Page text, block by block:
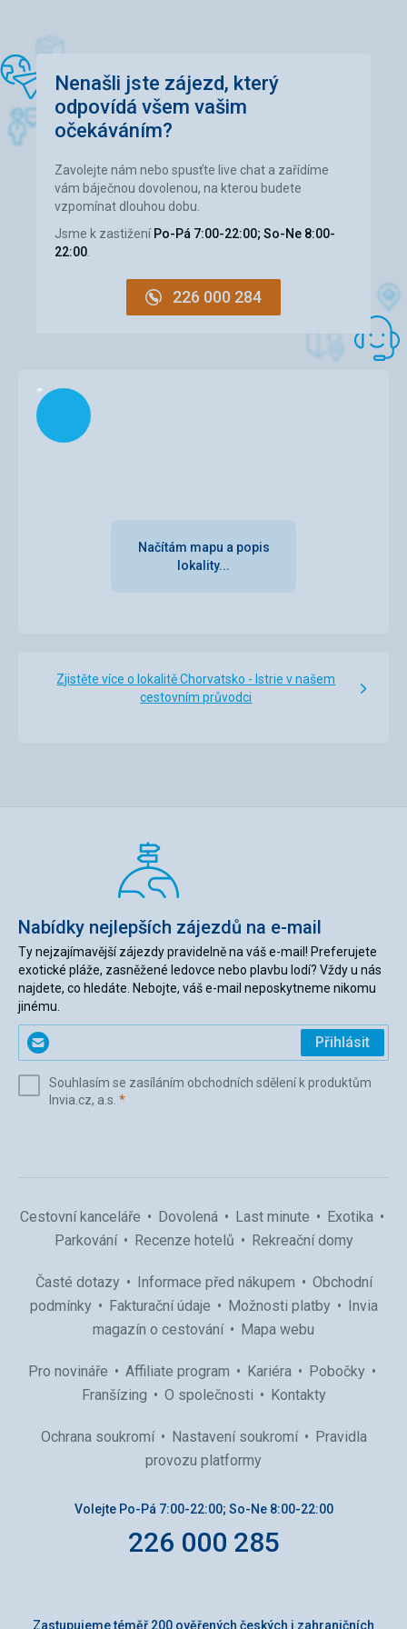
Pláž
Prostě Istrie s tím se musí počítat.
Strava
Všeho dost každý si vybere.
Ubytování
Hotel řekl bych ubytovna ale čisto služby perfekt.
Služby
dtto
Nenašli jste zájezd, který
odpovídá všem vašim
očekáváním?
Zavolejte nám nebo spusťte live chat a zařídíme
vám báječnou dovolenou, na kterou budete
vzpomínat dlouhou dobu.
Jsme k zastižení Po-Pá 7:00-22:00; So-Ne 8:00-
22:00.
226 000 284
Načítám
Načítám mapu a popis
lokality...
Zjistěte více o lokalitě Chorvatsko - Istrie v našem
cestovním průvodci
Nabídky nejlepších zájezdů na e-mail
Ty nejzajímavější zájezdy pravidelně na váš e-mail! Preferujete
exotické pláže, zasněžené ledovce nebo plavbu lodí? Vždy u nás
najdete, co hledáte. Nebojte, váš e-mail neposkytneme nikomu
jinému.
Zadejte
svůj
(povinné)
Přihlásit
Souhlasím se zasíláním obchodních sdělení k produktům
Invia.cz, a.s. *(povinné)
Cestovní kanceláře Dovolená Last minute
Exotika
Parkování
Recenze hotelů Rekreační domy
Časté dotazy Informace před nákupem
Obchodní
podmínky
Fakturační údaje Možnosti platby
Invia
magazín o cestování
Mapa webu
Pro novináře Affiliate program Kariéra
Pobočky
Franšízing
O společnosti Kontakty
Ochrana soukromí Nastavení soukromí
Pravidla
provozu platformy
Volejte Po-Pá 7:00-22:00; So-Ne 8:00-22:00
226 000 285
Zastupujeme téměř 200 ověřených českých i zahraničních